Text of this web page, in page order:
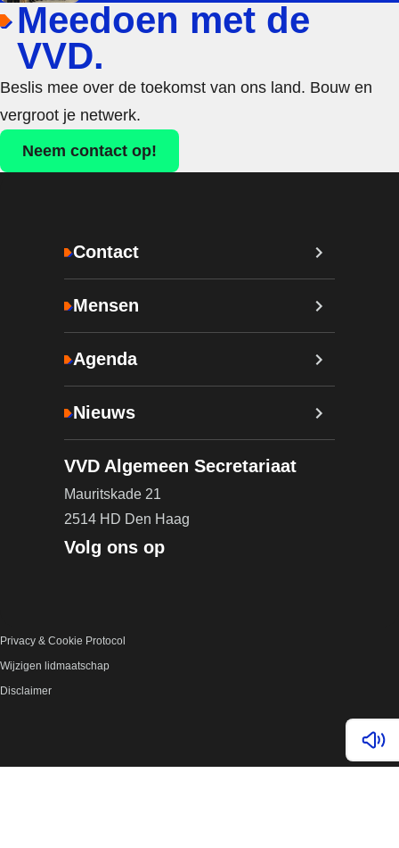
Lees
Meedoen met de
VVD.
Beslis mee over de toekomst van ons land. Bouw en
vergroot je netwerk.
Neem contact op!
Contact
Mensen
Agenda
Nieuws
VVD Algemeen Secretariaat
Mauritskade 21
2514 HD Den Haag
Volg ons op
Privacy & Cookie Protocol
Wijzigen lidmaatschap
Disclaimer